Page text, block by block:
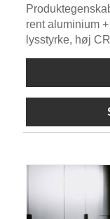
rent aluminium
lysstyrke, høj